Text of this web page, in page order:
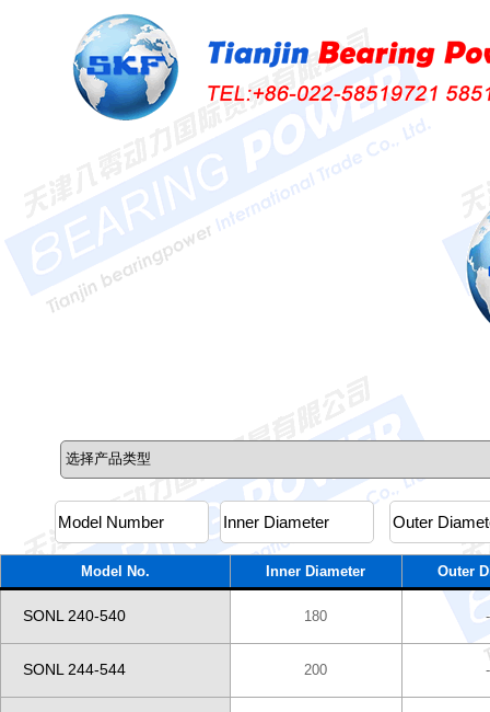
Model No. Inner Diameter Outer
SONL 240-540 180 -
SONL 244-544 200 -